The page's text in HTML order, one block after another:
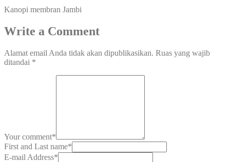
Kanopi membran Jambi
Write a Comment
Alamat email Anda tidak akan dipublikasikan. Ruas yang wajib
ditandai *
Your comment*
First and Last name*
E-mail Address*